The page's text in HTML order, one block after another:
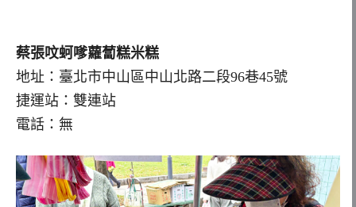
蔡張呅蚵嗲蘿蔔糕米糕
地址：臺北市中山區中山北路二段96巷45號
捷運站：雙連站
電話：無